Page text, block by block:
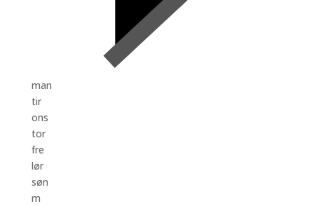
man
tir
ons
tor
fre
lør
søn
m